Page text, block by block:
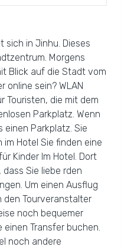
sich in Jinhu. Dieses
Morgens
Blick auf die Stadt vom
online sein? WLAN
Touristen, die mit dem
Parkplatz. Wenn
einen Parkplatz. Sie
Hotel Sie finden eine
Kinder Im Hotel. Dort
Sie liebe rden
Um einen Ausflug
den Tourveranstalter
noch bequemer
Transfer buchen.
noch andere